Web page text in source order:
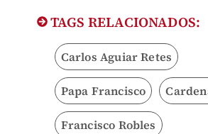
TAGS RELACIONADOS:
Carlos Aguiar Retes
Papa Francisco
Francisco Robles